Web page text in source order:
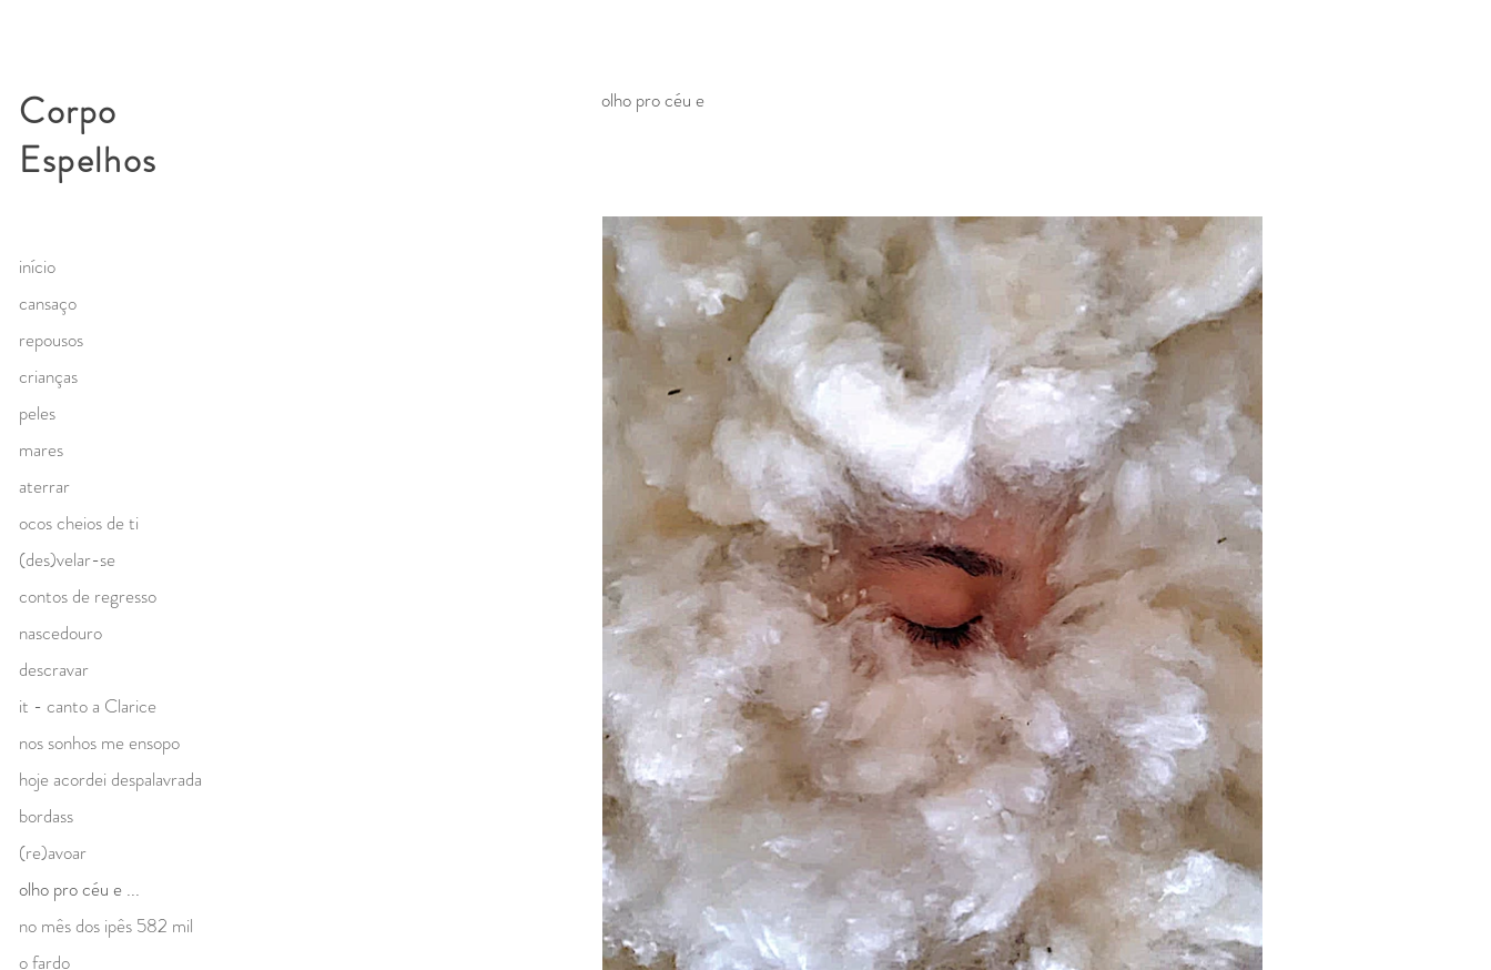
olho pro céu e
início
cansaço
repousos
crianças
peles
mares
aterrar
ocos cheios de ti
(des)velar-se
contos de regresso
nascedouro
descravar
it - canto a Clarice
nos sonhos me ensopo
hoje acordei despalavrada
bordass
(re)avoar
olho pro céu e ...
no mês dos ipês 582 mil
o fardo
Corpo
Espelhos